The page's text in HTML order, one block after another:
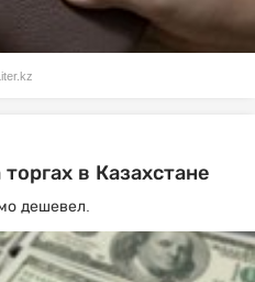
в Казахстане
дешевел.